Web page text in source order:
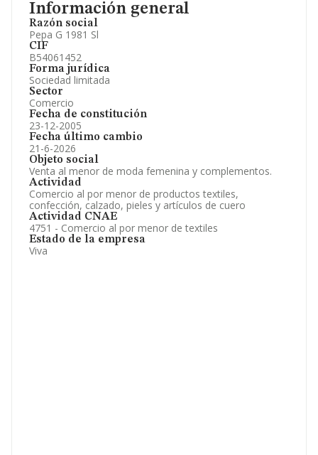
Información general
Razón social
Pepa G 1981 Sl
CIF
B54061452
Forma jurídica
Sociedad limitada
Sector
Comercio
Fecha de constitución
23-12-2005
Fecha último cambio
21-6-2026
Objeto social
Venta al menor de moda femenina y complementos.
Actividad
Comercio al por menor de productos textiles,
confección, calzado, pieles y artículos de cuero
Actividad CNAE
4751 - Comercio al por menor de textiles
Estado de la empresa
Viva